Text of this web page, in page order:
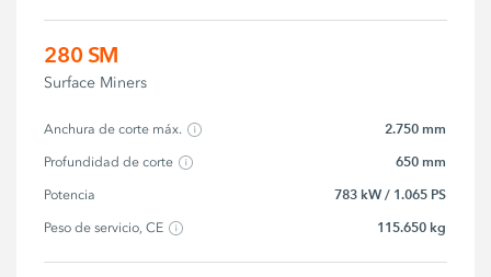
280 SM
Surface Miners
Anchura de corte máx. 2.750 mm
Profundidad de corte 650 mm
Potencia 783 kW / 1.065 PS
Peso de servicio, CE 115.650 kg